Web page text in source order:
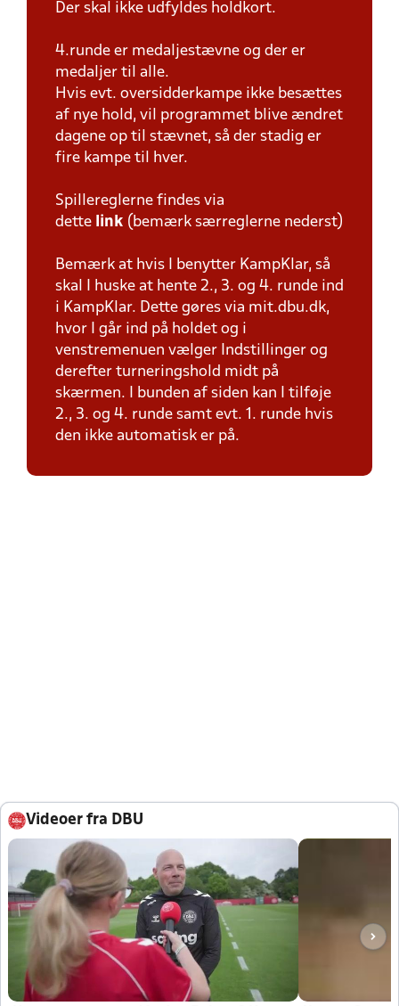
Der skal ikke udfyldes holdkort.
4.runde er medaljestævne og der er
medaljer til alle.
Hvis evt. oversidderkampe ikke besættes
af nye hold, vil programmet blive ændret
dagene op til stævnet, så der stadig er
fire kampe til hver.
Spillereglerne findes via
dette link (bemærk særreglerne nederst)
Bemærk at hvis I benytter KampKlar, så
skal I huske at hente 2., 3. og 4. runde ind
i KampKlar. Dette gøres via mit.dbu.dk,
hvor I går ind på holdet og i
venstremenuen vælger Indstillinger og
derefter turneringshold midt på
skærmen. I bunden af siden kan I tilføje
2., 3. og 4. runde samt evt. 1. runde hvis
den ikke automatisk er på.
Videoer fra DBU